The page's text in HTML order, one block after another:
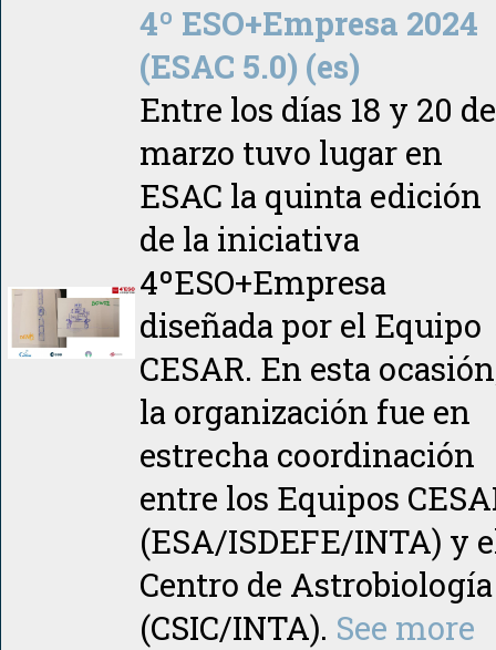
4º ESO+Empresa 2024
(ESAC 5.0) (es)
Entre los días 18 y 20 de
marzo tuvo lugar en
ESAC la quinta edición
de la iniciativa
4ºESO+Empresa
diseñada por el Equipo
CESAR. En esta
la organización fue en
estrecha coordinación
entre los Equipos
(ESA/ISDEFE/INTA) y
Centro de Astrobiología
(CSIC/INTA). See more